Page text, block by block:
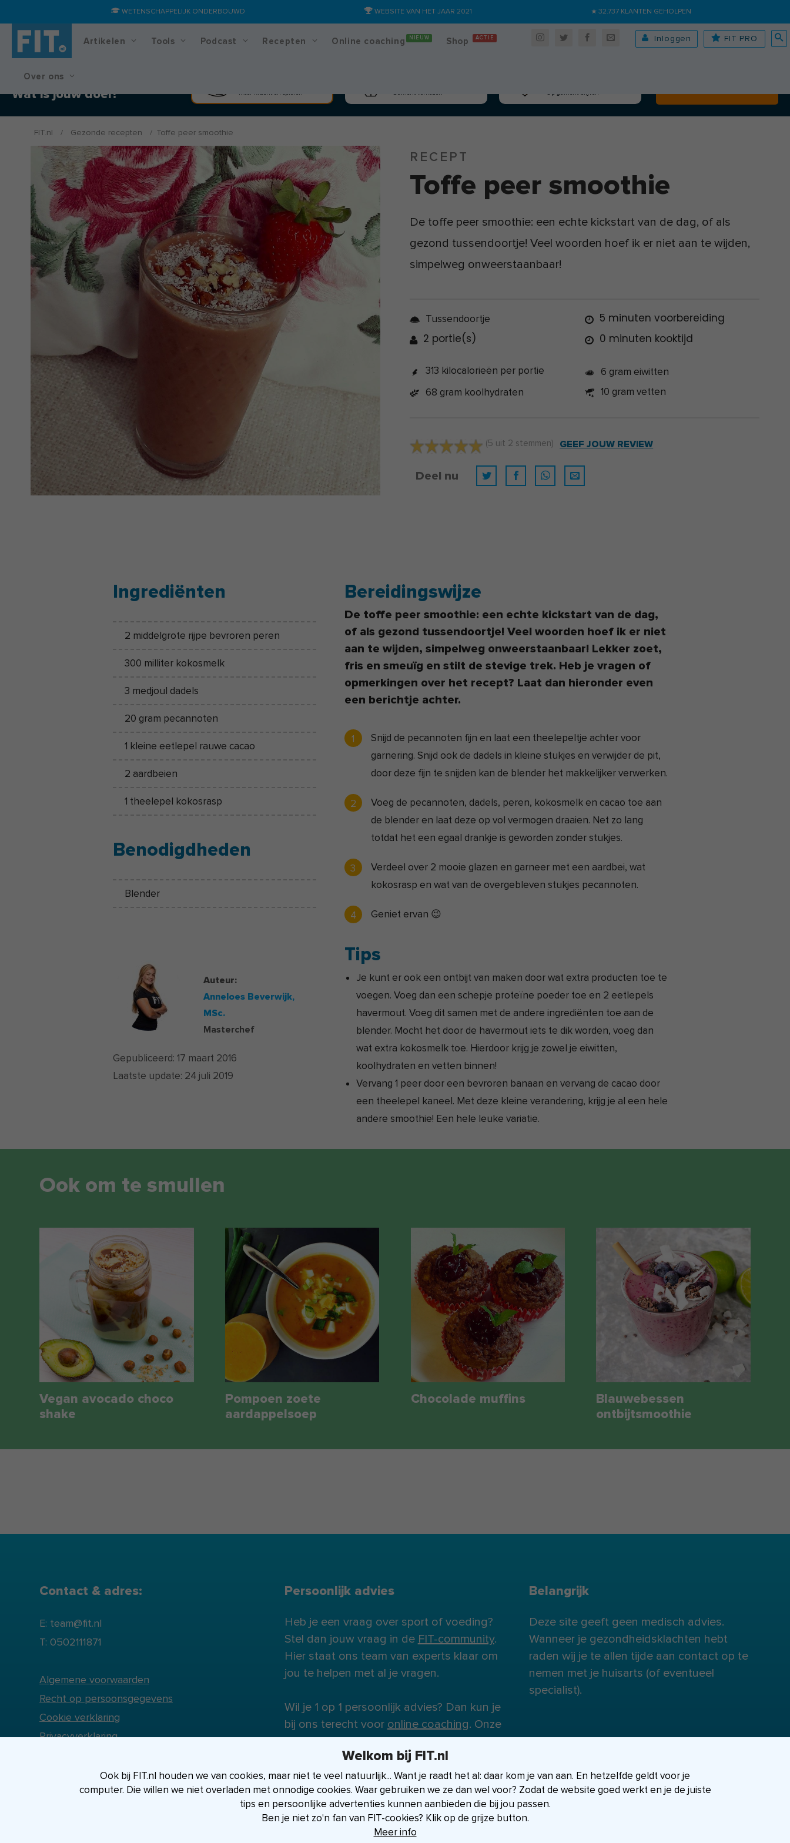
WETENSCHAPPELIJK ONDERBOUWD WEBSITE VAN HET JAAR 2021 ★ 32.737 KLANTEN GEHOLPEN
Artikelen Tools Podcast Recepten Online coaching NIEUW Shop ACTIE
Over ons
Inloggen FIT PRO
Training & voedingsplan
Wat is jouw doel?
FIT.nl / Gezonde recepten / Toffe peer smoothie
RECEPT
Toffe peer smoothie
De toffe peer smoothie: een echte kickstart van de dag, of als
gezond tussendoortje! Veel woorden hoef ik er niet aan te wijden,
simpelweg onweerstaanbaar!
Tussendoortje
2 portie(s)
5 minuten voorbereiding
0 minuten kooktijd
313 kilocalorieën per portie
6 gram eiwitten
68 gram koolhydraten
10 gram vetten
(5 uit 2 stemmen) GEEF JOUW REVIEW
Deel nu
Ingrediënten
2 middelgrote rijpe bevroren peren
300 milliter kokosmelk
3 medjoul dadels
20 gram pecannoten
1 kleine eetlepel rauwe cacao
2 aardbeien
1 theelepel kokosrasp
Benodigdheden
Blender
Bereidingswijze
De toffe peer smoothie: een echte kickstart van de dag,
of als gezond tussendoortje! Veel woorden hoef ik er niet
aan te wijden, simpelweg onweerstaanbaar! Lekker zoet,
fris en smeuïg en stilt de stevige trek. Heb je vragen of
opmerkingen over het recept? Laat dan hieronder even
een berichtje achter.
Snijd de pecannoten fijn en laat een theelepeltje achter voor
garnering. Snijd ook de dadels in kleine stukjes en verwijder de pit,
door deze fijn te snijden kan de blender het makkelijker verwerken.
Voeg de pecannoten, dadels, peren, kokosmelk en cacao toe aan
de blender en laat deze op vol vermogen draaien. Net zo lang
totdat het een egaal drankje is geworden zonder stukjes.
Verdeel over 2 mooie glazen en garneer met een aardbei, wat
kokosrasp en wat van de overgebleven stukjes pecannoten.
Geniet ervan 😉
Tips
Je kunt er ook een ontbijt van maken door wat extra producten toe te
voegen. Voeg dan een schepje proteïne poeder toe en 2 eetlepels
havermout. Voeg dit samen met de andere ingrediënten toe aan de
blender. Mocht het door de havermout iets te dik worden, voeg dan
wat extra kokosmelk toe. Hierdoor krijg je zowel je eiwitten,
koolhydraten en vetten binnen!
Vervang 1 peer door een bevroren banaan en vervang de cacao door
een theelepel kaneel. Met deze kleine verandering, krijg je al een hele
andere smoothie! Een hele leuke variatie.
Auteur:
Anneloes Beverwijk,
MSc.
Masterchef
Gepubliceerd: 17 maart 2016
Laatste update: 24 juli 2019
Ook om te smullen
Vegan avocado choco
shake
Pompoen zoete
aardappelsoep
Chocolade muffins
Blauwebessen
ontbijtsmoothie
Contact & adres:
E: team@fit.nl
T: 0502111871
Algemene voorwaarden
Recht op persoonsgegevens
Cookie verklaring
Privacyverklaring
Persoonlijk advies
Heb je een vraag over sport of voeding?
Stel dan jouw vraag in de FIT-community.
Hier staat ons team van experts klaar om
jou te helpen met al je vragen.
Wil je 1 op 1 persoonlijk advies? Dan kun je
bij ons terecht voor online coaching. Onze
experts staan klaar om je te helpen.
Belangrijk
Deze site geeft geen medisch advies.
Wanneer je gezondheidsklachten hebt
raden wij je te allen tijde aan contact op te
nemen met je huisarts (of eventueel
specialist).
Welkom bij FIT.nl
Ook bij FIT.nl houden we van cookies, maar niet te veel natuurlijk... Want je raadt het al: daar kom je van aan. En hetzelfde geldt voor je
computer. Die willen we niet overladen met onnodige cookies. Waar gebruiken we ze dan wel voor? Zodat de website goed werkt en je de juiste
tips en persoonlijke advertenties kunnen aanbieden die bij jou passen.
Ben je niet zo'n fan van FIT-cookies? Klik op de grijze button.
Meer info